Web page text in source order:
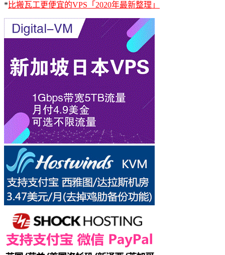
* 比搬瓦工更便宜的VPS「2020年最新整理」